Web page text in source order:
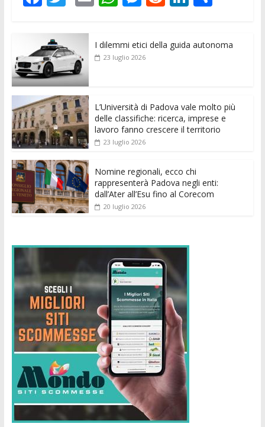
e
b
o
o
k
itt
er
ai
l s
p
ss
e
er
di e di
I dilemmi etici della guida autonoma
23 luglio 2026
L’Università di Padova vale molto più
delle classifiche: ricerca, imprese e
lavoro fanno crescere il territorio
23 luglio 2026
Nomine regionali, ecco chi
rappresenterà Padova negli enti:
dall’Ater all’Esu fino al Corecom
20 luglio 2026